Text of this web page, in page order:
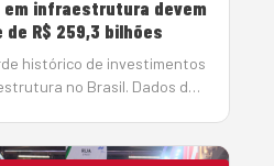
infraestrutura devem
R$ 259,3 bilhões
histórico de investimentos
no Brasil. Dados da